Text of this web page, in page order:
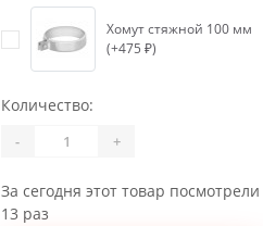
Хомут стяжной 100 мм
(+475 ₽)
Количество:
- +
За сегодня этот товар посмотрели
13 раз